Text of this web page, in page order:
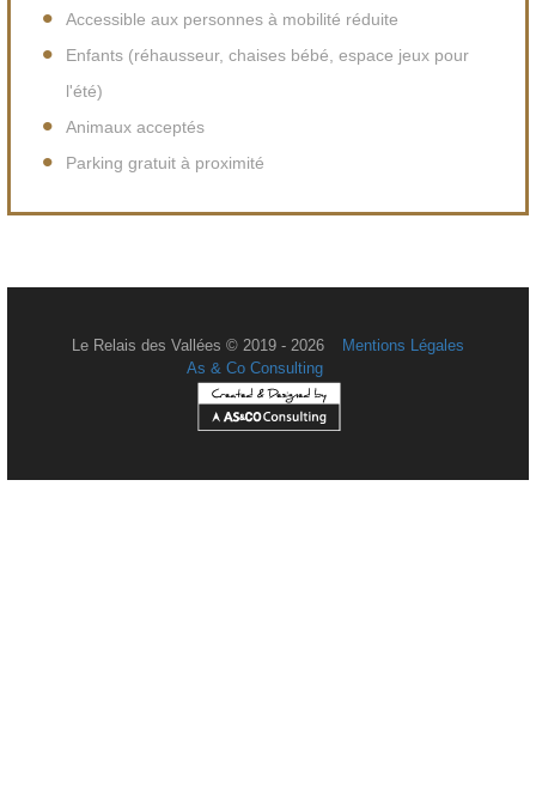
Accessible aux personnes à mobilité réduite
Enfants (réhausseur, chaises bébé, espace jeux pour
l'été)
Animaux acceptés
Parking gratuit à proximité
Le Relais des Vallées © 2019 - 2026
Mentions Légales
As & Co Consulting